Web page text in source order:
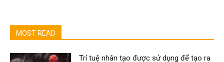
MOST READ
Trí tuệ nhân tạo được sử dụng để tạo ra